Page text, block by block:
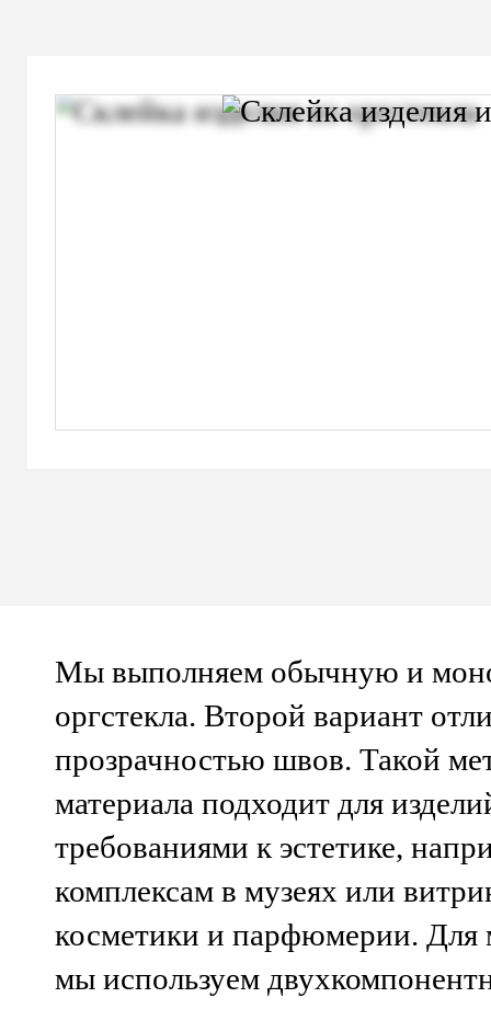
Мы выполняем обычную и
оргстекла. Второй вариант
прозрачностью швов. Такой
материала подходит для
требованиями к эстетике,
комплексам в музеях или
косметики и парфюмерии. Для
мы используем